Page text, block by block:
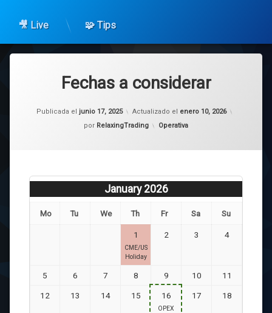
🎥 Live 🧩 Tips
Fechas a considerar
Publicada el junio 17, 2025 Actualizado el enero 10, 2026
por RelaxingTrading Categorías:
Operativa
January 2026
Mo Tu We Th Fr Sa Su
1
CME/US
Holiday
2 3 4
5 6 7 8 9 10 11
12 13 14 15 16
OPEX
17 18